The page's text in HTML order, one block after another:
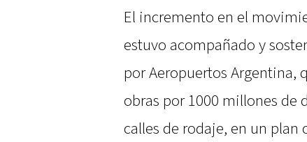
El incremento en el
estuvo acompañado y
por Aeropuertos Argentina,
obras por 1000 millones de
calles de rodaje, en un